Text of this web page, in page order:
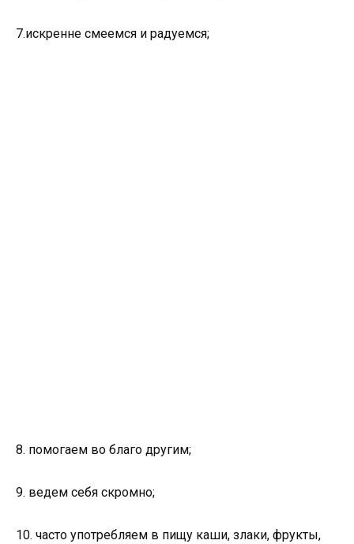
7.искренне смеемся и радуемся;
8. помогаем во благо другим;
9. ведем себя скромно;
10. часто употребляем в пищу каши, злаки, фрукты,